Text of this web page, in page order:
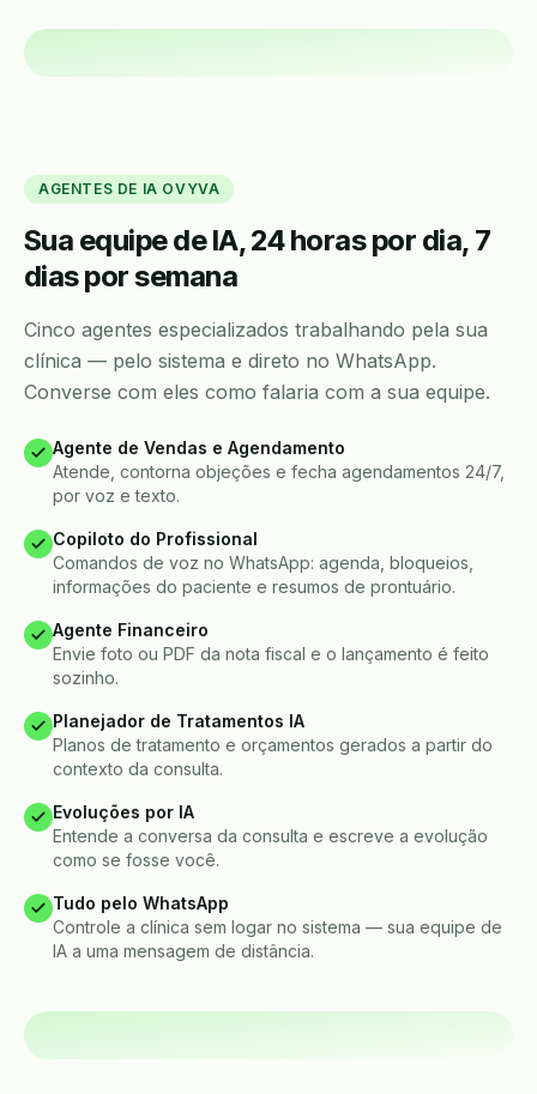
AGENTES DE IA OVYVA
Sua equipe de IA, 24 horas por dia, 7
dias por semana
Cinco agentes especializados trabalhando pela sua
clínica — pelo sistema e direto no WhatsApp.
Converse com eles como falaria com a sua equipe.
Agente de Vendas e Agendamento
Atende, contorna objeções e fecha agendamentos 24/7,
por voz e texto.
Copiloto do Profissional
Comandos de voz no WhatsApp: agenda, bloqueios,
informações do paciente e resumos de prontuário.
Agente Financeiro
Envie foto ou PDF da nota fiscal e o lançamento é feito
sozinho.
Planejador de Tratamentos IA
Planos de tratamento e orçamentos gerados a partir do
contexto da consulta.
Evoluções por IA
Entende a conversa da consulta e escreve a evolução
como se fosse você.
Tudo pelo WhatsApp
Controle a clínica sem logar no sistema — sua equipe de
IA a uma mensagem de distância.